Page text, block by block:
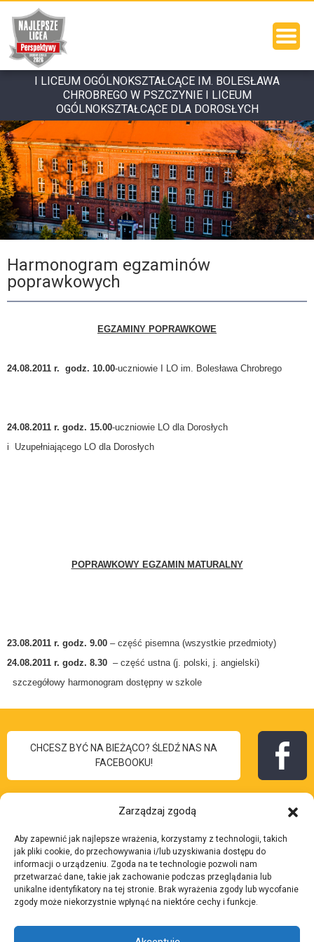
Zarządzaj zgodą
Aby zapewnić jak najlepsze wrażenia, korzystamy z technologii, takich
jak pliki cookie, do przechowywania i/lub uzyskiwania dostępu do
informacji o urządzeniu. Zgoda na te technologie pozwoli nam
przetwarzać dane, takie jak zachowanie podczas przeglądania lub
unikalne identyfikatory na tej stronie. Brak wyrażenia zgody lub wycofanie
zgody może niekorzystnie wpłynąć na niektóre cechy i funkcje.
I LICEUM OGÓLNOKSZTAŁCĄCE IM. BOLESŁAWA
CHROBREGO W PSZCZYNIE I LICEUM
OGÓLNOKSZTAŁCĄCE DLA DOROSŁYCH
Harmonogram egzaminów
poprawkowych
EGZAMINY POPRAWKOWE
24.08.2011 r. godz. 10.00-uczniowie I LO im. Bolesława Chrobrego
24.08.2011 r. godz. 15.00-uczniowie LO dla Dorosłych
i
Uzupełniającego LO dla Dorosłych
POPRAWKOWY EGZAMIN MATURALNY
23.08.2011 r. godz. 9.00 – część pisemna (wszystkie przedmioty)
24.08.2011 r. godz. 8.30 – część ustna (j. polski, j. angielski)
szczegółowy harmonogram dostępny w szkole
CHCESZ BYĆ NA BIEŻĄCO? ŚLEDŹ NAS NA
FACEBOOKU!
I Liceum
Ogólnokształcące
im. Bolesława Chrobrego
w Pszczynie
Skontaktuj się z nami:
Adres:ul. 3 Maja 7, 43-
200 Pszczyna
Telefon:32 210 37 27